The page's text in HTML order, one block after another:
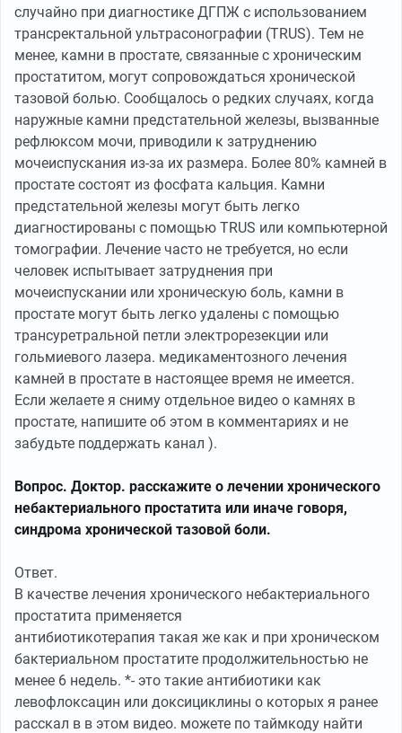
случайно при диагностике ДГПЖ с использованием
трансректальной ультрасонографии (TRUS). Тем не
менее, камни в простате, связанные с хроническим
простатитом, могут сопровождаться хронической
тазовой болью. Сообщалось о редких случаях, когда
наружные камни предстательной железы, вызванные
рефлюксом мочи, приводили к затруднению
мочеиспускания из-за их размера. Более 80% камней в
простате состоят из фосфата кальция. Камни
предстательной железы могут быть легко
диагностированы с помощью TRUS или компьютерной
томографии. Лечение часто не требуется, но если
человек испытывает затруднения при
мочеиспускании или хроническую боль, камни в
простате могут быть легко удалены с помощью
трансуретральной петли электрорезекции или
гольмиевого лазера. медикаментозного лечения
камней в простате в настоящее время не имеется.
Если желаете я сниму отдельное видео о камнях в
простате, напишите об этом в комментариях и не
забудьте поддержать канал ).
Вопрос. Доктор. расскажите о лечении хронического
небактериального простатита или иначе говоря,
синдрома хронической тазовой боли.
Ответ.
В качестве лечения хронического небактериального
простатита применяется
антибиотикотерапия такая же как и при хроническом
бактериальном простатите продолжительностью не
менее 6 недель. *- это такие антибиотики как
левофлоксацин или доксициклины о которых я ранее
расскал в в этом видео. можете по таймкоду найти